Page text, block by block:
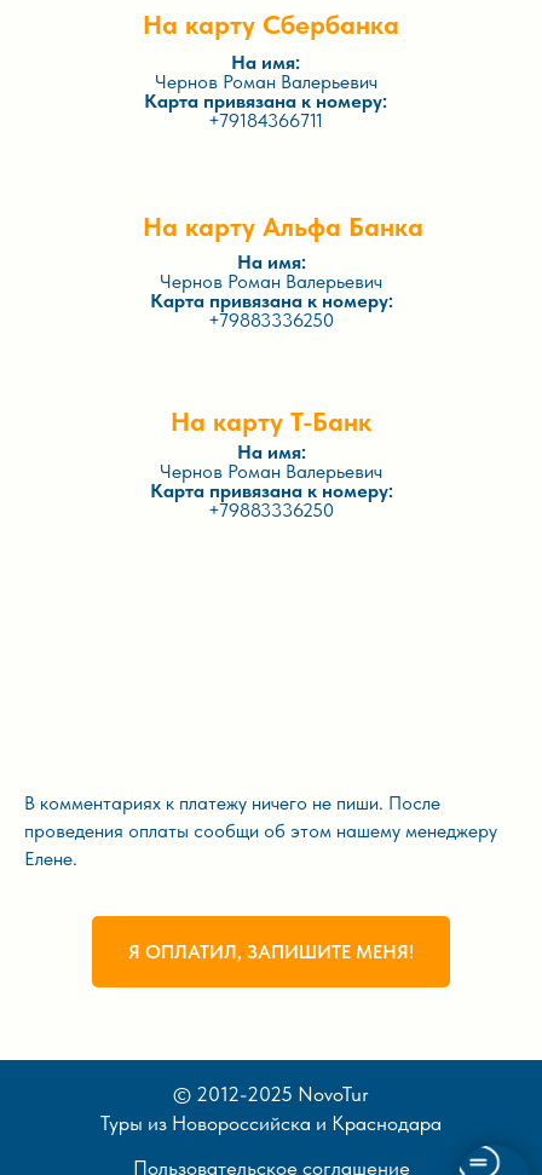
На карту Сбербанка
На карту Альфа Банка
На карту Т-Банк
На имя:
Чернов Роман Валерьевич
Карта привязана к номеру:
+79184366711
На имя:
Чернов Роман Валерьевич
Карта привязана к номеру:
+79883336250
На имя:
Чернов Роман Валерьевич
Карта привязана к номеру:
+79883336250
В комментариях к платежу ничего не пиши. После
проведения оплаты сообщи об этом нашему менеджеру
Елене.
Я ОПЛАТИЛ, ЗАПИШИТЕ МЕНЯ!
© 2012-2025 NovoTur
Туры из Новороссийска и Краснодара
Пользовательское соглашение